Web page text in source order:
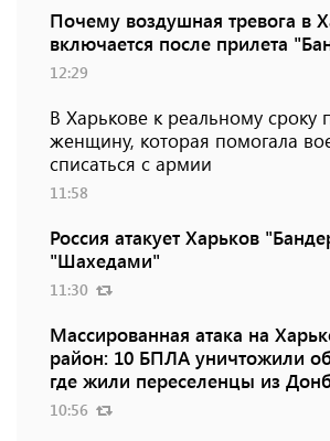
Почему воздушная тревога в
включается после прилета
12:29
В Харькове к реальному сроку
женщину, которая помогала
списаться с армии
11:58
Россия атакует Харьков
"Шахедами"
11:30
Массированная атака на
район: 10 БПЛА уничтожили
где жили переселенцы из
10:56